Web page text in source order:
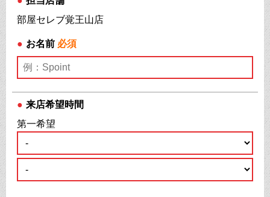
部屋セレブ覚王山店
● お名前 必須
● 来店希望時間
第一希望